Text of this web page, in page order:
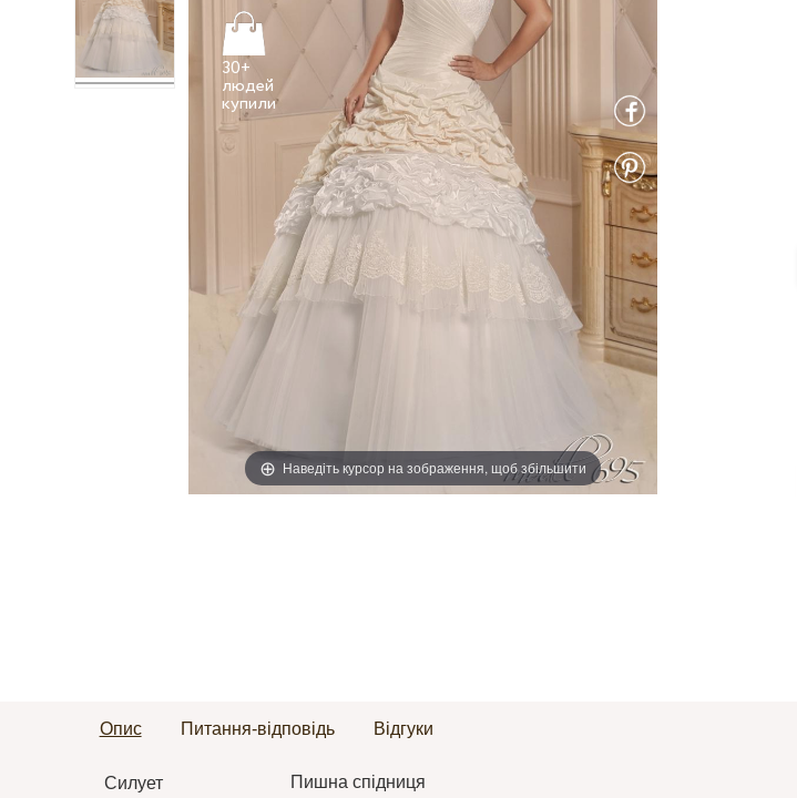
Наведіть курсор на зображення, щоб збільшити
30+
людей
купили
Опис Питання-відповідь Відгуки
Силует
Пишна спідниця